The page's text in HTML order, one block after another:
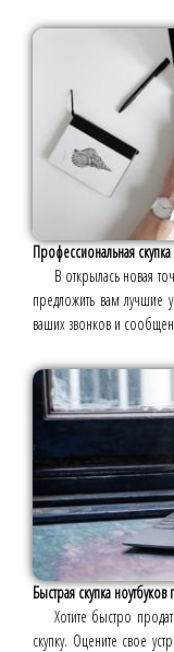
Профессиональная скупка
В открылась новая
предложить вам лучшие
ваших звонков и
Быстрая скупка
Хотите быстро
скупку. Оцените свое